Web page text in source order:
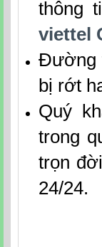
thông
viettel
Đường
bị rớt
Quý
trong
trọn
24/24.